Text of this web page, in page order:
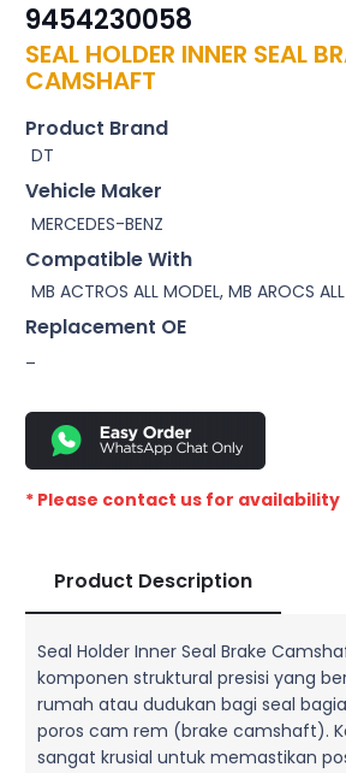
9454230058
SEAL HOLDER INNER SEAL
CAMSHAFT
Product Brand
DT
Vehicle Maker
MERCEDES-BENZ
Compatible With
MB ACTROS ALL MODEL, MB AROCS
Replacement OE
–
* Please contact us for availability
Product Description
Seal Holder Inner Seal Brake
komponen struktural presisi yang
rumah atau dudukan bagi seal
poros cam rem (brake camshaft).
sangat krusial untuk memastikan